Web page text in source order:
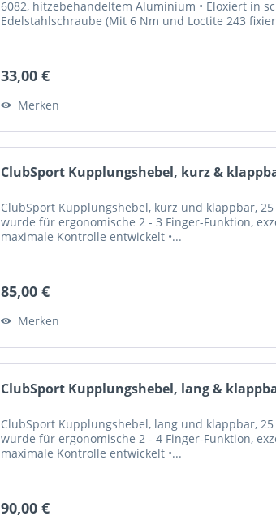
6082, hitzebehandeltem Aluminium • Eloxiert in
Edelstahlschraube (Mit 6 Nm und Loctite 243
33,00 €
Merken
ClubSport Kupplungshebel, kurz &
ClubSport Kupplungshebel, kurz und klappbar,
wurde für ergonomische 2 - 3 Finger-Funktion,
maximale Kontrolle entwickelt •...
85,00 €
Merken
ClubSport Kupplungshebel, lang &
ClubSport Kupplungshebel, lang und klappbar,
wurde für ergonomische 2 - 4 Finger-Funktion,
maximale Kontrolle entwickelt •...
90,00 €